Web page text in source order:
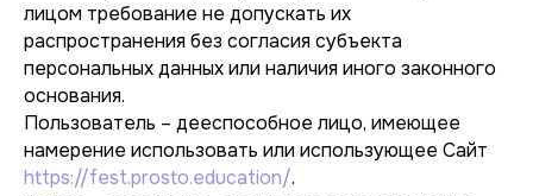
лицом требование не допускать их
распространения без согласия субъекта
персональных данных или наличия иного законного
основания.
Пользователь – дееспособное лицо, имеющее
намерение использовать или использующее Сайт
https://fest.prosto.education/.